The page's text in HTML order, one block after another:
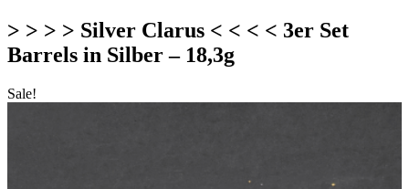
> > > > Silver Clarus < < < < 3er Set
Barrels in Silber – 18,3g
Sale!